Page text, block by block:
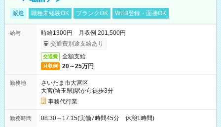
派遣 職種未経験OK ブランクOK WEB登録・面接OK
給与
時給1300円 月収例 201,500円
交通費別途支給あり
交通費 全額支給
月収例 20～25万円
勤務地
さいたま市大宮区
大宮(埼玉県)駅から徒歩3分
事務代行業
勤務時間 08:30～17:15(実働7時間45分 休憩1時間)